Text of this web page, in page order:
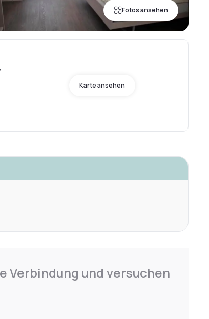
Fotos ansehen
Karte ansehen
Verbindung und versuchen